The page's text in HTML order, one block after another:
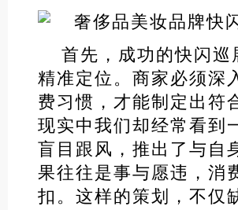
首先，成功的快闪
精准定位。商家必须深
费习惯，才能制定出符
现实中我们却经常看到
盲目跟风，推出了与自
果往往是事与愿违，消
扣。这样的策划，不仅